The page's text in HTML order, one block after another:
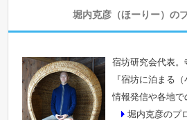
堀内克彦（ほーりー）の
宿坊研究会代表
『宿坊に泊まる
情報発信や各地で
堀内克彦のプ